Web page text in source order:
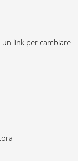
un link per cambiare